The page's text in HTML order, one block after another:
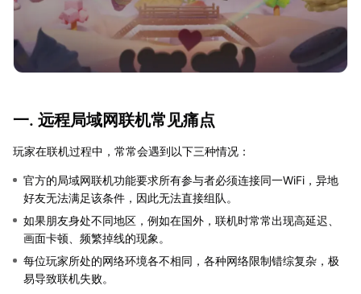
一. 远程局域网联机常见痛点
玩家在联机过程中，常常会遇到以下三种情况：
官方的局域网联机功能要求所有参与者必须连接同一WiFi，异地
好友无法满足该条件，因此无法直接组队。
如果朋友身处不同地区，例如在国外，联机时常常出现高延迟、
画面卡顿、频繁掉线的现象。
每位玩家所处的网络环境各不相同，各种网络限制错综复杂，极
易导致联机失败。